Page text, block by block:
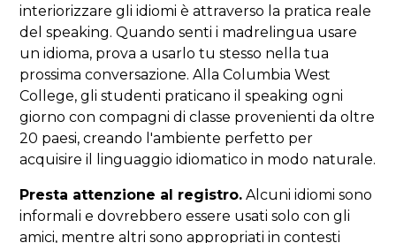
interiorizzare gli idiomi è attraverso la pratica reale
del speaking. Quando senti i madrelingua usare
un idioma, prova a usarlo tu stesso nella tua
prossima conversazione. Alla Columbia West
College, gli studenti praticano il speaking ogni
giorno con compagni di classe provenienti da oltre
20 paesi, creando l'ambiente perfetto per
acquisire il linguaggio idiomatico in modo naturale.
Presta attenzione al registro. Alcuni idiomi sono
informali e dovrebbero essere usati solo con gli
amici, mentre altri sono appropriati in contesti